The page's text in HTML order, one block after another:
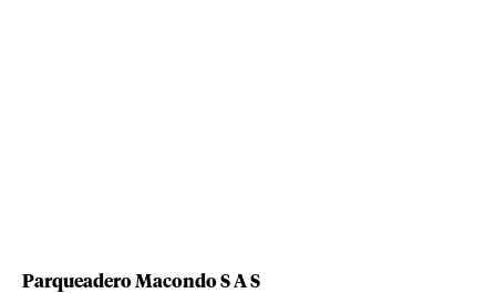
Parqueadero Macondo S A S